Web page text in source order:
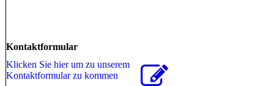
Kontaktformular
Klicken Sie hier um zu unserem
Kon­takt­for­mu­lar zu kommen